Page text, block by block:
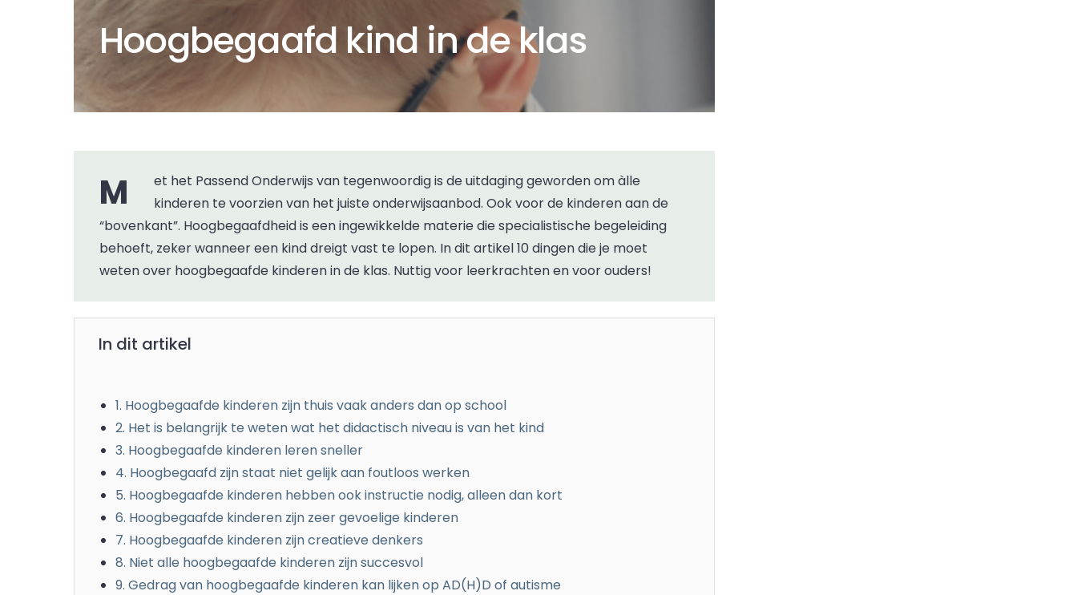
Hoogbegaafd kind in de klas
Met het Passend Onderwijs van tegenwoordig is de uitdaging geworden om àlle
kinderen te voorzien van het juiste onderwijsaanbod. Ook voor de kinderen aan de
“bovenkant”. Hoogbegaafdheid is een ingewikkelde materie die specialistische begeleiding
behoeft, zeker wanneer een kind dreigt vast te lopen. In dit artikel 10 dingen die je moet
weten over hoogbegaafde kinderen in de klas. Nuttig voor leerkrachten en voor ouders!
In dit artikel
1. Hoogbegaafde kinderen zijn thuis vaak anders dan op school
2. Het is belangrijk te weten wat het didactisch niveau is van het kind
3. Hoogbegaafde kinderen leren sneller
4. Hoogbegaafd zijn staat niet gelijk aan foutloos werken
5. Hoogbegaafde kinderen hebben ook instructie nodig, alleen dan kort
6. Hoogbegaafde kinderen zijn zeer gevoelige kinderen
7. Hoogbegaafde kinderen zijn creatieve denkers
8. Niet alle hoogbegaafde kinderen zijn succesvol
9. Gedrag van hoogbegaafde kinderen kan lijken op AD(H)D of autisme